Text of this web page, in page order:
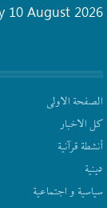
10 August 2026
الصفحة الاولى
كل الاخبار
أنشطة قرآنیة
دينية
سیاسیة و اجتماعیة